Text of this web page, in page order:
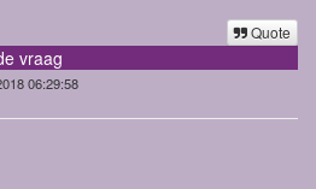
Quote
vraag
06:29:58